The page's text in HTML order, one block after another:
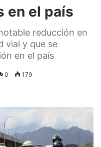
en el país
reducción en
vial y que se
en el país
0 179